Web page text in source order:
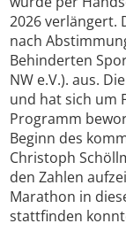
2026 verlängert.
nach
Behinderten
NW e.V.). aus.
und hat sich um
Programm
Beginn des
Christoph
den Zahlen
Marathon in
stattfinden